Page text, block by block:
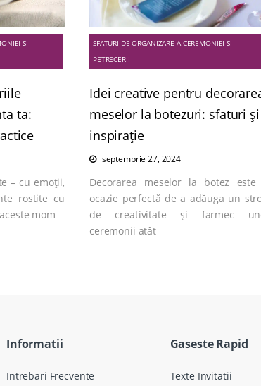
SI
ta:
– cu emoții,
rostite cu
mom
SFATURI DE ORGANIZARE A CEREMONIEI SI
PETRECERII
Idei creative pentru
meselor la botezuri: sfaturi și
inspirație
septembrie 27, 2024
Decorarea meselor la botez
ocazie perfectă de a adăuga un
de creativitate și farmec
ceremonii atât
Informatii
Intrebari Frecvente
Gaseste Rapid
Texte Invitatii